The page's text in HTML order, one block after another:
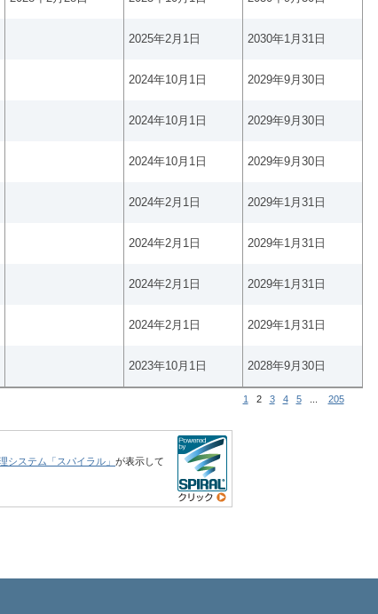
2025年2月1日 2030年1月31日
2024年10月1日 2029年9月30日
2024年10月1日 2029年9月30日
2024年10月1日 2029年9月30日
2024年2月1日 2029年1月31日
2024年2月1日 2029年1月31日
2024年2月1日 2029年1月31日
2024年2月1日 2029年1月31日
2023年10月1日 2028年9月30日
1 2 3 4 5 205
システム「スパイラル」 が表示して